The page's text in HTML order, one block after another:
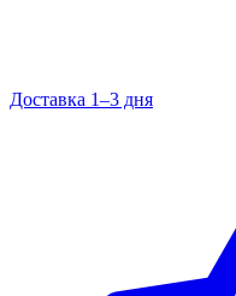
Доставка 1–3 дня